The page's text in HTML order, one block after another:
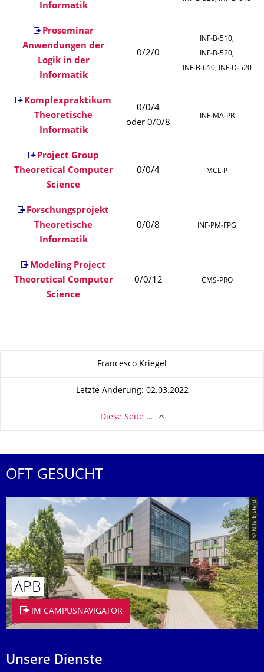
Informatik
Proseminar
Anwendungen der
Logik in der
Informatik
0/2/0
INF‑B‑510,
INF‑B‑520,
INF‑B‑610, INF‑D‑520
Komplexpraktikum
Theoretische
Informatik
0/0/4
oder 0/0/8
INF‑MA‑PR
Project Group
Theoretical Computer
Science
0/0/4 MCL‑P
Forschungsprojekt
Theoretische
Informatik
0/0/8 INF‑PM‑FPG
Modeling Project
Theoretical Computer
Science
0/0/12 CMS‑PRO
Francesco Kriegel
Letzte Änderung: 02.03.2022
Diese Seite …
OFT GESUCHT
© Nils Eisfeld
APB
IM CAMPUSNAVIGATOR
Unsere Dienste